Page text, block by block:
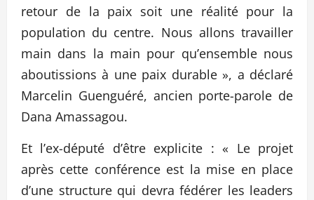
retour de la paix soit une réalité pour la
population du centre. Nous allons travailler
main dans la main pour qu’ensemble nous
aboutissions à une paix durable », a déclaré
Marcelin Guenguéré, ancien porte-parole de
Dana Amassagou.
Et l’ex-député d’être explicite : « Le projet
après cette conférence est la mise en place
d’une structure qui devra fédérer les leaders